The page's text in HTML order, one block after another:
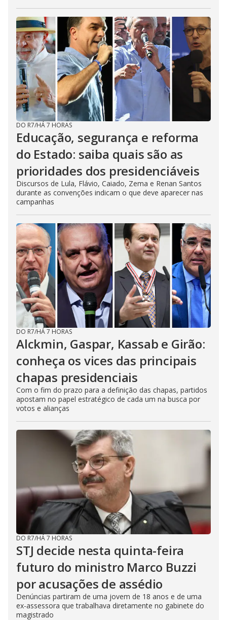
DO R7/HÁ 7 HORAS
Educação, segurança e reforma
do Estado: saiba quais são as
prioridades dos presidenciáveis
Discursos de Lula, Flávio, Caiado, Zema e Renan Santos
durante as convenções indicam o que deve aparecer nas
campanhas
DO R7/HÁ 7 HORAS
Alckmin, Gaspar, Kassab e Girão:
conheça os vices das principais
chapas presidenciais
Com o fim do prazo para a definição das chapas, partidos
apostam no papel estratégico de cada um na busca por
votos e alianças
DO R7/HÁ 7 HORAS
STJ decide nesta quinta-feira
futuro do ministro Marco Buzzi
por acusações de assédio
Denúncias partiram de uma jovem de 18 anos e de uma
ex-assessora que trabalhava diretamente no gabinete do
magistrado